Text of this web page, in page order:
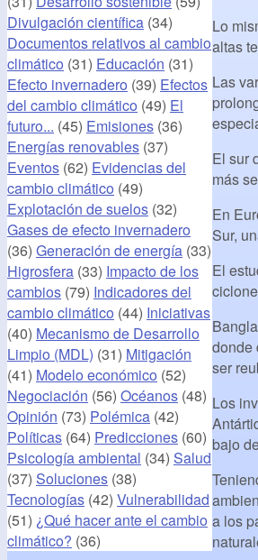
Lo
altas
Las
El sur
más
En
Sur,
El
donde
ser
Los
bajo
a los
Divulgación científica (34)
Documentos relativos al cambio
climático (31) Educación (31)
Efecto invernadero (39) Efectos
del cambio climático (49) El
futuro... (45) Emisiones (36)
Energías renovables (37)
Eventos (62) Evidencias del
cambio climático (49)
Explotación de suelos (32)
Gases de efecto invernadero
(36) Generación de energía (33)
Higrosfera (33) Impacto de los
cambios (79) Indicadores del
cambio climático (44) Iniciativas
(40) Mecanismo de Desarrollo
Limpio (MDL) (31) Mitigación
(41) Modelo económico (52)
Negociación (56) Océanos (48)
Opinión (73) Polémica (42)
Políticas (64) Predicciones (60)
Psicología ambiental (34) Salud
(37) Soluciones (38)
Tecnologías (42) Vulnerabilidad
(51) ¿Qué hacer ante el cambio
climático? (36)